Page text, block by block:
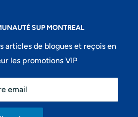
SUP MONTREAL
articles de blogues et reçois en
les promotions VIP
email